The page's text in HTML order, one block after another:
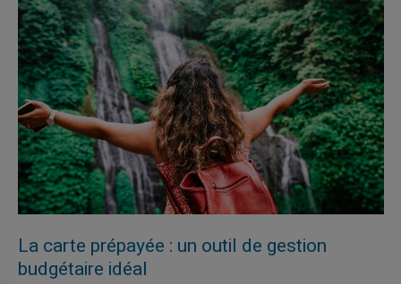
La carte prépayée : un outil de gestion
budgétaire idéal